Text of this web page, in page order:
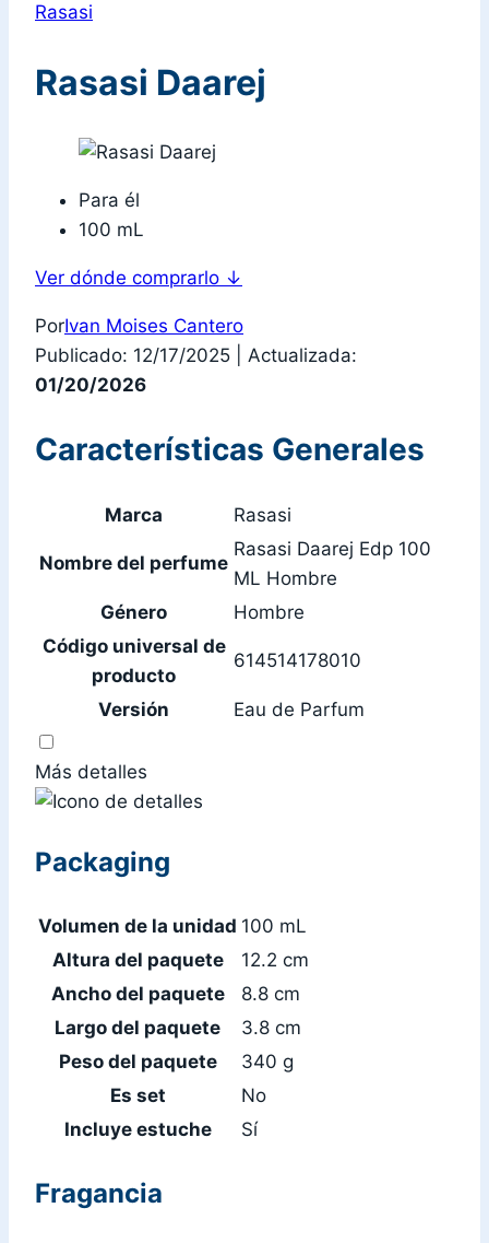
Rasasi
Rasasi Daarej
Para él
100 mL
Ver dónde comprarlo ↓
PorIvan Moises Cantero
Publicado: 12/17/2025
Actualizada:
01/20/2026
Características Generales
Marca Rasasi
Nombre del perfume
Rasasi Daarej Edp 100
ML Hombre
Género
Hombre
Código universal de
producto
614514178010
Versión Eau de Parfum
Más detalles
Packaging
Volumen de la unidad 100 mL
Altura del paquete
12.2 cm
Ancho del paquete
8.8 cm
Largo del paquete
3.8 cm
Peso del paquete
340 g
Es set
No
Incluye estuche
Sí
Fragancia